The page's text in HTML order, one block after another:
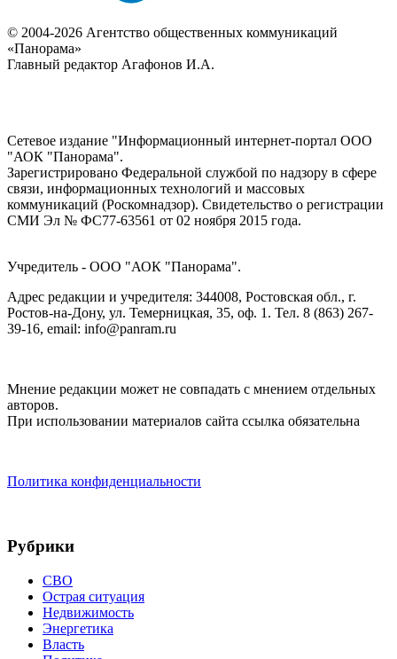
© 2004-2026 Агентство общественных коммуникаций
«Панорама»
Главный редактор Агафонов И.А.
Сетевое издание "Информационный интернет-портал ООО
"АОК "Панорама".
Зарегистрировано Федеральной службой по надзору в сфере
связи, информационных технологий и массовых
коммуникаций (Роскомнадзор). Cвидетельство о регистрации
СМИ Эл № ФС77-63561 от 02 ноября 2015 года.
Учредитель - ООО "АОК "Панорама".
Адрес редакции и учредителя: 344008, Ростовская обл., г.
Ростов-на-Дону, ул. Темерницкая, 35, оф. 1. Тел. 8 (863) 267-
39-16, email: info@panram.ru
Мнение редакции может не совпадать с мнением отдельных
авторов.
При использовании материалов сайта ссылка обязательна
Политика конфиденциальности
Рубрики
СВО
Острая ситуация
Недвижимость
Энергетика
Власть